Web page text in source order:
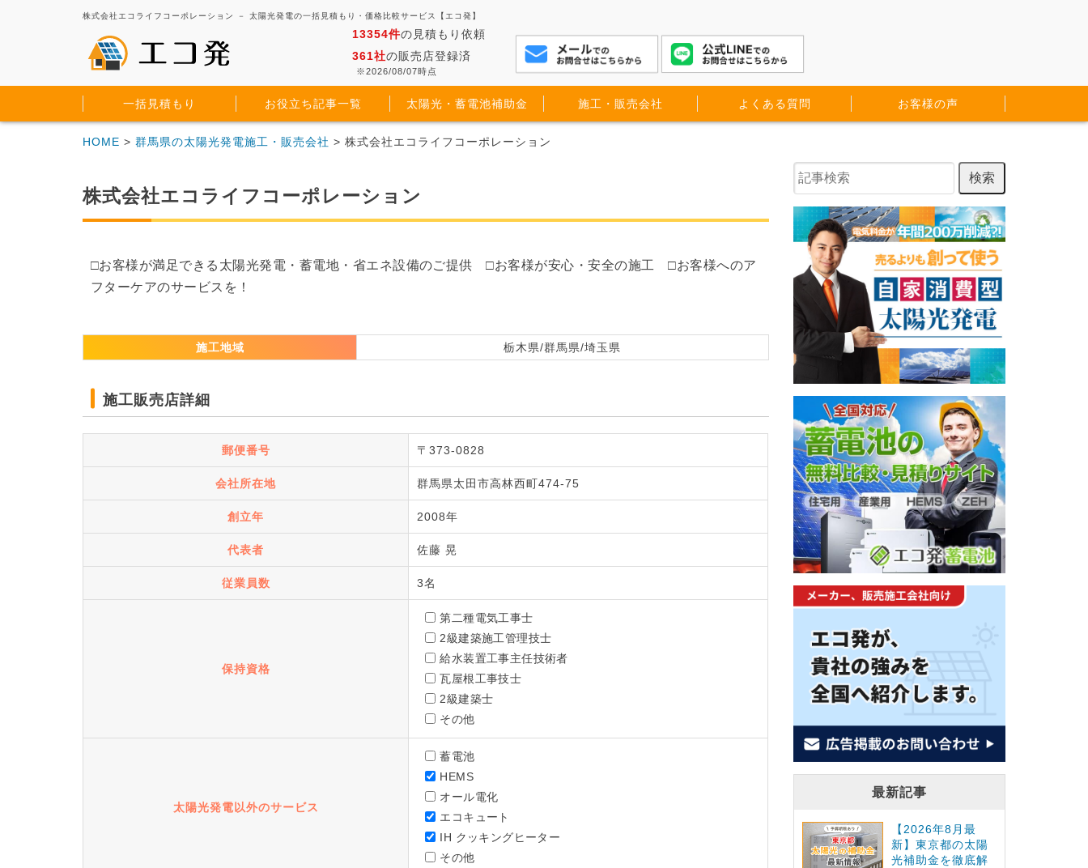
株式会社エコライフコーポレーション － 太陽光発電の一括見積もり・価格比較サービス【エコ発】
13354件の見積もり依頼
361社の販売店登録済
※2026/08/07時点
一括見積もり お役立ち記事一覧 太陽光・蓄電池補助金 施工・販売会社 よくある質問 お客様の声
HOME > 群馬県の太陽光発電施工・販売会社 > 株式会社エコライフコーポレーション
株式会社エコライフコーポレーション
□お客様が満足できる太陽光発電・蓄電地・省エネ設備のご提供 □お客様が安心・安全の施工 □お客様へのア
フターケアのサービスを！
施工地域 栃木県/群馬県/埼玉県
施工販売店詳細
郵便番号 〒373-0828
会社所在地 群馬県太田市高林西町474-75
創立年 2008年
代表者 佐藤 晃
従業員数 3名
保持資格
第二種電気工事士
2級建築施工管理技士
給水装置工事主任技術者
瓦屋根工事技士
2級建築士
その他
太陽光発電以外のサービス
蓄電池
HEMS
オール電化
エコキュート
IH クッキングヒーター
その他
最新記事
【2026年8月最
新】東京都の太陽
光補助金を徹底解